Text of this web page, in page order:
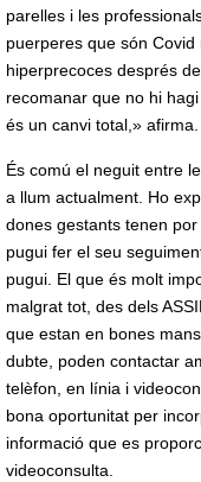
parelles i les
puerperes que són
hiperprecoces després
recomanar que no hi
és un canvi total,» afirma.
És comú el neguit entre
a llum actualment. Ho
dones gestants tenen
pugui fer el seu
pugui. El que és molt
malgrat tot, des dels
que estan en bones
dubte, poden contactar
telèfon, en línia i
bona oportunitat per
informació que es
videoconsulta.